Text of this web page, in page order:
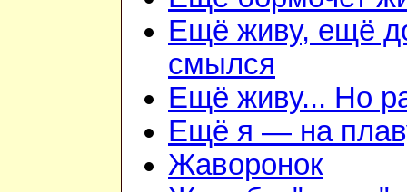
Ещё живу, ещё
смылся
Ещё живу... Но
Ещё я — на
Жаворонок